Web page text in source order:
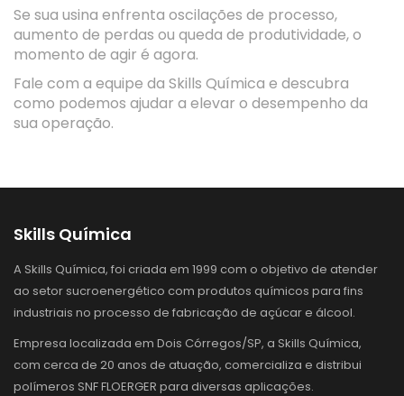
Se sua usina enfrenta oscilações de processo,
aumento de perdas ou queda de produtividade, o
momento de agir é agora.
Fale com a equipe da Skills Química e descubra
como podemos ajudar a elevar o desempenho da
sua operação.
Skills Química
A Skills Química, foi criada em 1999 com o objetivo de atender
ao setor sucroenergético com produtos químicos para fins
industriais no processo de fabricação de açúcar e álcool.
Empresa localizada em Dois Córregos/SP, a Skills Química,
com cerca de 20 anos de atuação, comercializa e distribui
polímeros SNF FLOERGER para diversas aplicações.